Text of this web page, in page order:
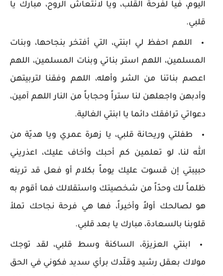
اليوم، فيا لفرحة القلب، ويا لانتعاش الروح، مبارك يا
قلبي.
اللهم احفظ لي ابنتي، التي أفتخر بنجاحها، وبنات
المسلمين، اللهم استر بناتي وبنات المسلمين، اللهم
اعصم بناتنا من الشر وأهله، اللهم وفقنا لتربيتهن
وأدبهن واجعلهن لنا ستراً وحجاباً من النار اللهم آمين،
دعواتي ترافقك دائما يا ابنتي الغالية.
طفلتي وريحانة قلبي، يا زهرة عمري ويا هديّة من
الله لنا، لو تعلمين كم أحبك وأخاف عليك، اعذريني
حبيبتي إن قسوت عليك يوماً بكلام أو فعل قد ترينه
ظلماً لك وحدّاً من شخصيتك واستقلالك فما أقوم به
هو لصالحك أولاً وأخيراً، فها هي فرحة نجاحك تملأ
قلوبنا بالسعادة، مبارك يا بعد قلبي.
ابنتي العزيزة، الساكنة وسط قلبي، لقد توجك
مولاك بعقل رشيد وقلّدك برأي سديد فكوني في الحق